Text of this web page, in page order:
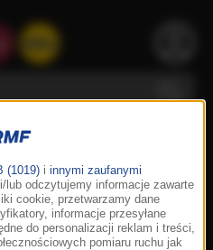
(1019) i innymi zaufanymi
lub odczytujemy informacje zawarte
cookie, przetwarzamy dane
informacje przesyłane
do personalizacji reklam i treści,
pomiaru ruchu jak